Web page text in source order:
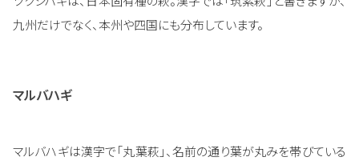
九州だけでなく、本州や四国にも分布しています。
マルバハギ
マルバハギは漢字で「丸葉萩」、名前の通り葉が丸みを帯びている